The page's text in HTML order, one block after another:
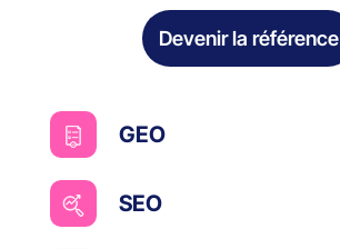
Devenir la référence
GEO
SEO